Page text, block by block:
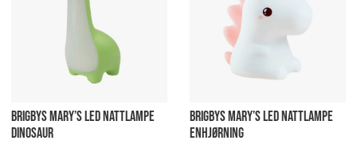
BRIGBYS MARY’S LED NATTLAMPE
DINOSAUR
BRIGBYS MARY’S LED NATTLAMPE
ENHJØRNING